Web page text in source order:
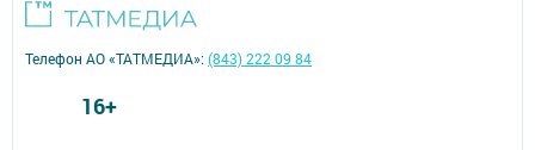
Телефон АО «ТАТМЕДИА»:(843) 222 09 84
16+